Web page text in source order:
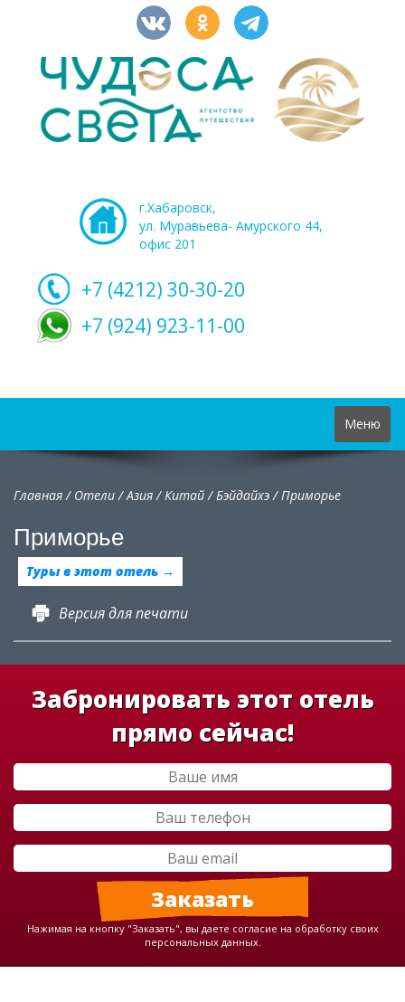
г.Хабаровск,
ул. Муравьева- Амурского 44,
офис 201
+7 (4212) 30-30-20
+7 (924) 923-11-00
Toggle
navigation
Меню
Главная/ Отели/Азия/Китай/Бэйдайхэ /Приморье
Приморье
Туры в этот отель →
Версия для печати
Забронировать этот отель
прямо сейчас!
Нажимая на кнопку "Заказать", вы даете согласие на обработку своих
персональных данных.